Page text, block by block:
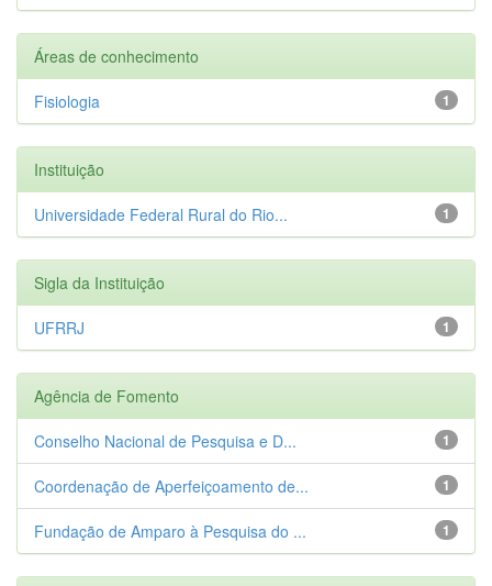
Áreas de conhecimento
1
Fisiologia
Instituição
1
Universidade Federal Rural do Rio...
Sigla da Instituição
1
UFRRJ
Agência de Fomento
1
Conselho Nacional de Pesquisa e D...
1
Coordenação de Aperfeiçoamento de...
1
Fundação de Amparo à Pesquisa do ...